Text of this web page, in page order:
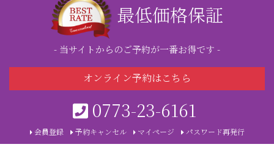
最低価格保証
- 当サイトからのご予約が一番お得です -
オンライン予約はこちら
0773-23-6161
会員登録 予約キャンセル マイページ パスワード再発行